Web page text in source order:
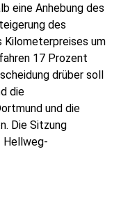
eine Anhebung des
des
Kilometerpreises um
17 Prozent
drüber soll
die
und die
Die Sitzung
Hellweg-